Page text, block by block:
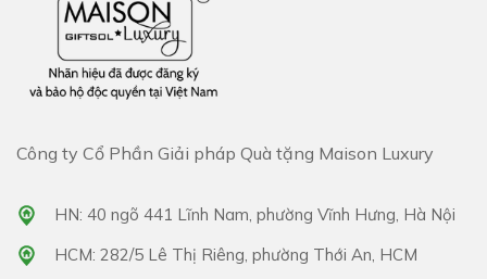
Công ty Cổ Phần Giải pháp Quà tặng Maison Luxury
HN: 40 ngõ 441 Lĩnh Nam, phường Vĩnh Hưng, Hà Nội
HCM: 282/5 Lê Thị Riêng, phường Thới An, HCM